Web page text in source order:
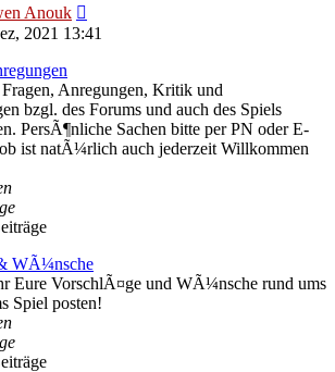
Anouk
Beitrag
2021 13:41
Anregungen, Kritik und
bzgl. des Forums und auch des Spiels
PersÃ¶nliche Sachen bitte per PN oder E-
ist natÃ¼rlich auch jederzeit Willkommen
WÃ¼nsche
Eure VorschlÃ¤ge und WÃ¼nsche rund ums
Spiel posten!